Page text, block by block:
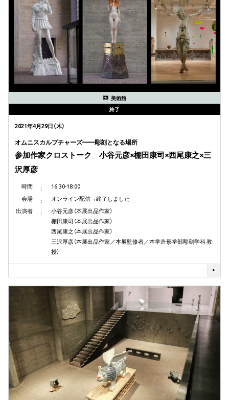
美術館
終了
2021年4月29日（木）
オムニスカルプチャーズ——彫刻となる場所
参加作家クロストーク 小谷元彦×棚田康司×西尾康之×三
沢厚彦
時間
16:30-18:00
会場
オンライン配信→終了しました
出演者
小谷元彦（本展出品作家）
棚田康司（本展出品作家）
西尾康之（本展出品作家）
三沢厚彦（本展出品作家／本展監修者／本学造形学部彫刻学科 教
授）